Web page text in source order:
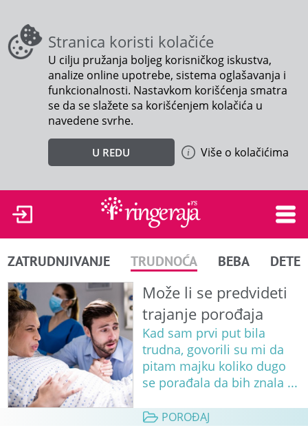
Stranica koristi kolačiće
U cilju pružanja boljeg korisničkog iskustva,
analize online upotrebe, sistema oglašavanja i
funkcionalnosti. Nastavkom korišćenja smatra
se da se slažete sa korišćenjem kolačića u
navedene svrhe.
U REDU Više o kolačićima
ZATRUDNJIVANJE TRUDNOĆA BEBA DETE
Može li se predvideti
trajanje porođaja
Kad sam prvi put bila
trudna, govorili su mi da
pitam majku koliko dugo
se porađala da bih znala ...
POROĐAJ